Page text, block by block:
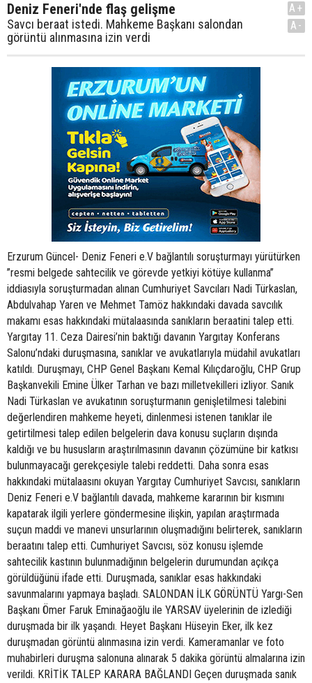
Deniz Feneri'nde flaş gelişme
Savcı beraat istedi. Mahkeme Başkanı salondan
görüntü alınmasına izin verdi
A+
A-
Erzurum Güncel- Deniz Feneri e.V bağlantılı soruşturmayı yürütürken
”resmi belgede sahtecilik ve görevde yetkiyi kötüye kullanma”
iddiasıyla soruşturmadan alınan Cumhuriyet Savcıları Nadi Türkaslan,
Abdulvahap Yaren ve Mehmet Tamöz hakkındaki davada savcılık
makamı esas hakkındaki mütalaasında sanıkların beraatini talep etti.
Yargıtay 11. Ceza Dairesi’nin baktığı davanın Yargıtay Konferans
Salonu’ndaki duruşmasına, sanıklar ve avukatlarıyla müdahil avukatları
katıldı. Duruşmayı, CHP Genel Başkanı Kemal Kılıçdaroğlu, CHP Grup
Başkanvekili Emine Ülker Tarhan ve bazı milletvekilleri izliyor. Sanık
Nadi Türkaslan ve avukatının soruşturmanın genişletilmesi talebini
değerlendiren mahkeme heyeti, dinlenmesi istenen tanıklar ile
getirtilmesi talep edilen belgelerin dava konusu suçların dışında
kaldığı ve bu hususların araştırılmasının davanın çözümüne bir katkısı
bulunmayacağı gerekçesiyle talebi reddetti. Daha sonra esas
hakkındaki mütalaasını okuyan Yargıtay Cumhuriyet Savcısı, sanıkların
Deniz Feneri e.V bağlantılı davada, mahkeme kararının bir kısmını
kapatarak ilgili yerlere göndermesine ilişkin, yapılan araştırmada
suçun maddi ve manevi unsurlarının oluşmadığını belirterek, sanıkların
beraatını talep etti. Cumhuriyet Savcısı, söz konusu işlemde
sahtecilik kastının bulunmadığının belgelerin durumundan açıkça
görüldüğünü ifade etti. Duruşmada, sanıklar esas hakkındaki
savunmalarını yapmaya başladı. SALONDAN İLK GÖRÜNTÜ Yargı-Sen
Başkanı Ömer Faruk Eminağaoğlu ile YARSAV üyelerinin de izlediği
duruşmada bir ilk yaşandı. Heyet Başkanı Hüseyin Eker, ilk kez
duruşmadan görüntü alınmasına izin verdi. Kameramanlar ve foto
muhabirleri duruşma salonuna alınarak 5 dakika görüntü almalarına izin
verildi. KRİTİK TALEP KARARA BAĞLANDI Geçen duruşmada sanık